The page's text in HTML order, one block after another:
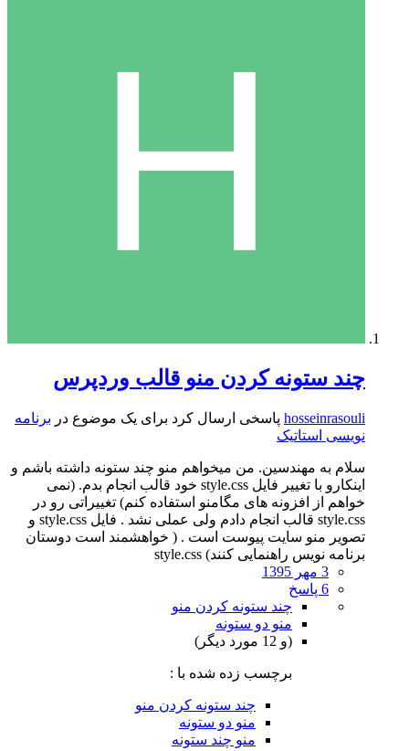
چند ستونه کردن منو قالب وردپرس
hosseinrasouli پاسخی ارسال کرد برای یک موضوع در برنامه
نویسی استاتیک
سلام به مهندسین. من میخواهم منو چند ستونه داشته باشم و
اینکارو با تغییر فایل style.css خود قالب انجام بدم. (نمی
خواهم از افزونه های مگامنو استفاده کنم) تغییراتی رو در
style.css قالب انجام دادم ولی عملی نشد . فایل style.css و
تصویر منو سایت پیوست است . ( خواهشمند است دوستان
برنامه نویس راهنمایی کنند) style.css
3 مهر 1395
6 پاسخ
چند ستونه کردن منو
منو دو ستونه
(و 12 مورد دیگر)
برچسب زده شده با :
چند ستونه کردن منو
منو دو ستونه
منو چند ستونه